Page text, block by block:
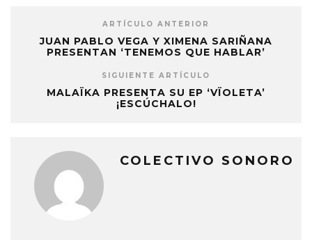
ARTÍCULO ANTERIOR
JUAN PABLO VEGA Y XIMENA SARIÑANA
PRESENTAN ‘TENEMOS QUE HABLAR’
SIGUIENTE ARTÍCULO
MALAÏKA PRESENTA SU EP ‘VÏOLETA’
¡ESCÚCHALO!
COLECTIVO SONORO